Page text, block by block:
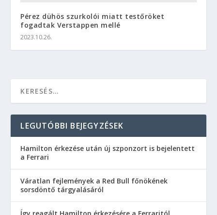
Pérez dühös szurkolói miatt testőröket
fogadtak Verstappen mellé
2023.10.26.
LEGUTÓBBI BEJEGYZÉSEK
Hamilton érkezése után új szponzort is bejelentett
a Ferrari
Váratlan fejlemények a Red Bull főnökének
sorsdöntő tárgyalásáról